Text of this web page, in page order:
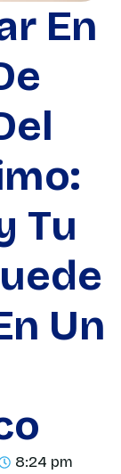
En
Tu
Un
8:24 pm